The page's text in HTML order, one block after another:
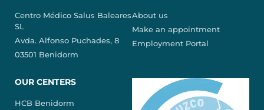
Centro Médico Salus Baleares
SL
Avda. Alfonso Puchades, 8
03501 Benidorm
About us
Make an appointment
Employment Portal
OUR CENTERS
HCB Benidorm